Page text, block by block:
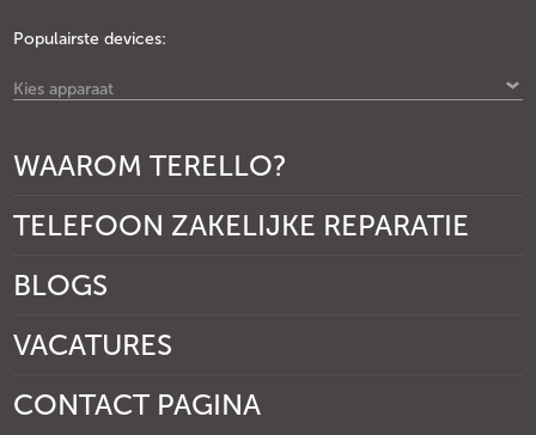
Populairste devices:
Kies apparaat
WAAROM TERELLO?
TELEFOON ZAKELIJKE REPARATIE
BLOGS
VACATURES
CONTACT PAGINA